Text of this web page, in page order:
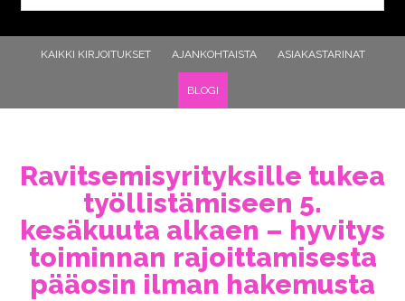
KAIKKI KIRJOITUKSET AJANKOHTAISTA ASIAKASTARINAT
BLOGI
Ravitsemisyrityksille tukea
työllistämiseen 5.
kesäkuuta alkaen – hyvitys
toiminnan rajoittamisesta
pääosin ilman hakemusta